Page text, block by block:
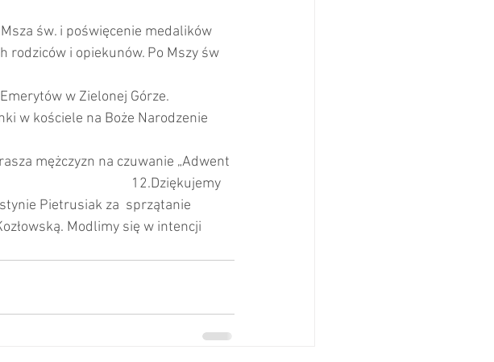
św. i poświęcenie medalików
rodziców i opiekunów. Po Mszy św
Emerytów w Zielonej Górze.
choinki w kościele na Boże Narodzenie
komunijnych
12.Dziękujemy
Pietrusiak za  sprzątanie
Modlimy się w intencji